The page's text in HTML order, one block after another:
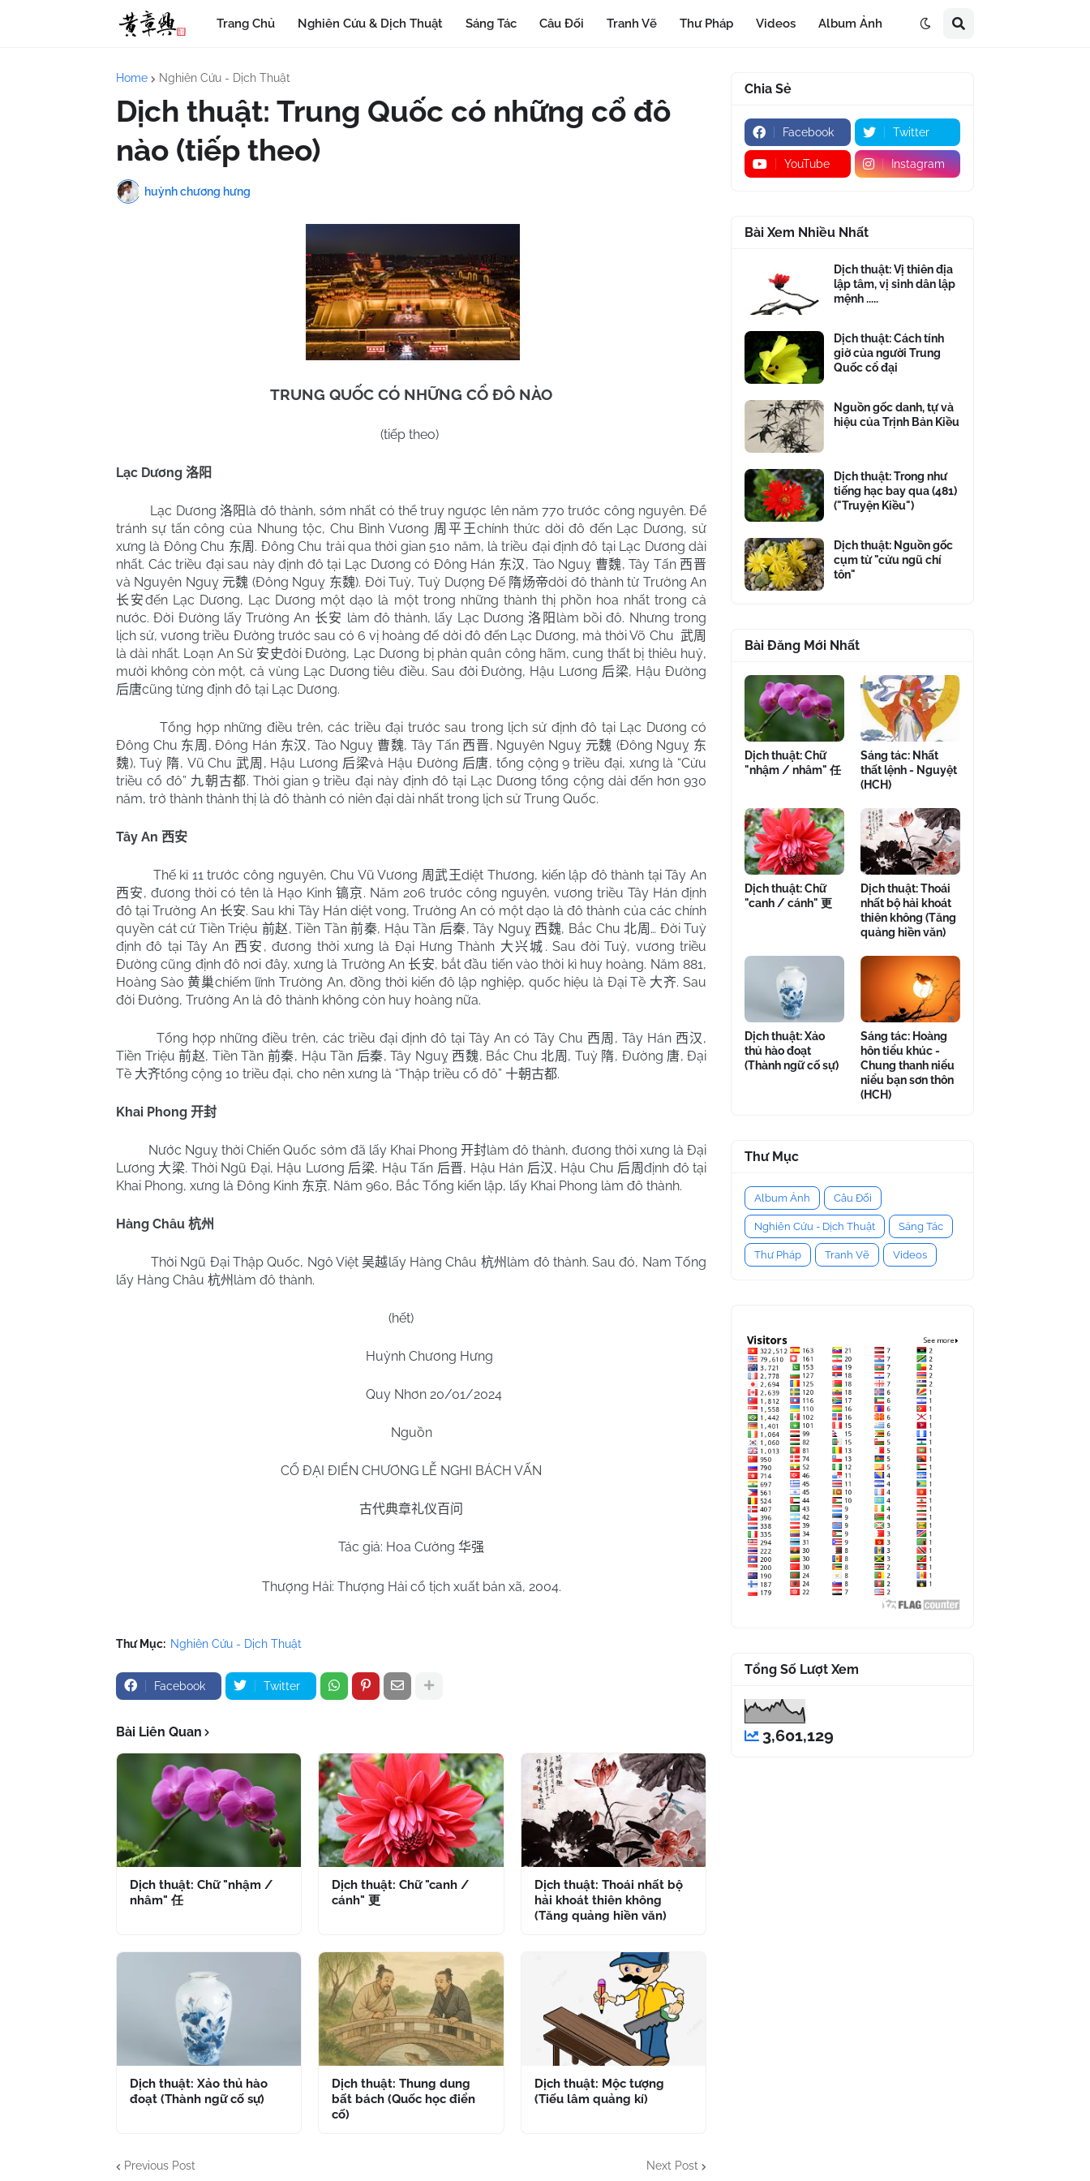
Trang Chủ Nghiên Cứu & Dịch Thuật Sáng Tác Câu Đối Tranh Vẽ Thư Pháp Videos Album Ảnh
Home Nghiên Cứu - Dịch Thuật
Dịch thuật: Trung Quốc có những cổ đô
nào (tiếp theo)
huỳnh chương hưng
TRUNG QUỐC CÓ NHỮNG CỔ ĐÔ NÀO
(tiếp theo)
Lạc Dương 洛阳
Lạc Dương 洛阳là đô thành, sớm nhất có thể truy ngược lên năm 770 trước công nguyên. Để
tránh sự tấn công của Nhung tộc, Chu Bình Vương 周平王chính thức dời đô đến Lạc Dương, sử
xưng là Đông Chu 东周 . Đông Chu trải qua thời gian 510 năm, là triều đại định đô tại Lạc Dương dài
nhất. Các triều đại sau này định đô tại Lạc Dương có Đông Hán 东汉, Tào Nguỵ 曹魏, Tây Tấn 西晋
và Nguyên Nguỵ 元魏 (Đông Nguỵ 东魏). Đời Tuỳ, Tuỳ Dượng Đế 隋炀帝dời đô thành từ Trường An
长安đến Lạc Dương, Lạc Dương một dạo là một trong những thành thị phồn hoa nhất trong cả
nước. Đời Đường lấy Trường An 长安 làm đô thành, lấy Lạc Dương洛阳 làm bồi đô. Nhưng trong
lịch sử, vương triều Đường trước sau có 6 vị hoàng đế dời đô đến Lạc Dương, mà thời Võ Chu 武周
là dài nhất. Loạn An Sử 安史đời Đường, Lạc Dương bị phản quân công hãm, cung thất bị thiêu huỷ,
mười không còn một, cả vùng Lạc Dương tiêu điều. Sau đời Đường, Hậu Lương 后梁, Hậu Đường
后唐cũng từng định đô tại Lạc Dương.
Tổng hợp những điều trên, các triều đại trước sau trong lịch sử định đô tại Lạc Dương có
Đông Chu 东周 , Đông Hán 东汉, Tào Nguỵ 曹魏, Tây Tấn 西晋, Nguyên Nguỵ 元魏 (Đông Nguỵ 东
魏), Tuỳ 隋, Vũ Chu武周 , Hậu Lương 后梁và Hậu Đường 后唐, tổng cộng 9 triều đại, xưng là “Cửu
triều cổ đô” 九朝古都. Thời gian 9 triều đại này định đô tại Lạc Dương tổng cộng dài đến hơn 930
năm, trở thành thành thị là đô thành có niên đại dài nhất trong lịch sử Trung Quốc.
Tây An 西安
Thế kỉ 11 trước công nguyên, Chu Vũ Vương 周武王diệt Thương, kiến lập đô thành tại Tây An
西安, đương thời có tên là Hạo Kinh 镐京. Năm 206 trước công nguyên, vương triều Tây Hán định
đô tại Trường An 长安. Sau khi Tây Hán diệt vong, Trường An có một dạo là đô thành của các chính
quyền cát cứ Tiền Triệu 前赵, Tiền Tần前秦, Hậu Tần 后秦, Tây Nguỵ 西魏, Bắc Chu北周 … Đời Tuỳ
định đô tại Tây An 西安 , đương thời xưng là Đại Hưng Thành 大兴城 . Sau đời Tuỳ, vương triều
Đường cũng định đô nơi đây, xưng là Trường An 长安, bắt đầu tiến vào thời kì huy hoàng. Năm 881,
Hoàng Sào黄巢chiếm lĩnh Trường An, đồng thời kiến đô lập nghiệp, quốc hiệu là Đại Tề 大齐. Sau
đời Đường, Trường An là đô thành không còn huy hoàng nữa.
Tổng hợp những điều trên, các triều đại định đô tại Tây An có Tây Chu 西周 , Tây Hán 西汉,
Tiền Triệu前赵, Tiền Tần 前秦, Hậu Tần 后秦, Tây Nguỵ 西魏, Bắc Chu北周 , Tuỳ 隋, Đường 唐, Đại
Tề 大齐tổng cộng 10 triều đại, cho nên xưng là “Thập triều cổ đô” 十朝古都.
Khai Phong 开封
Nước Nguỵ thời Chiến Quốc sớm đã lấy Khai Phong 开封làm đô thành, đương thời xưng là Đại
Lương 大梁. Thời Ngũ Đại, Hậu Lương 后梁, Hậu Tấn 后晋, Hậu Hán 后汉, Hậu Chu 后周định đô tại
Khai Phong, xưng là Đông Kinh 东京. Năm 960, Bắc Tống kiến lập, lấy Khai Phong làm đô thành.
Hàng Châu 杭州
Thời Ngũ Đại Thập Quốc, Ngô Việt吴越lấy Hàng Châu 杭州 làm đô thành. Sau đó, Nam Tống
lấy Hàng Châu 杭州 làm đô thành.
(hết)
Huỳnh Chương Hưng
Quy Nhơn 20/01/2024
Nguồn
CỔ ĐẠI ĐIỂN CHƯƠNG LỄ NGHI BÁCH VẤN
古代典章礼仪百问
Tác giả: Hoa Cường 华强
Thượng Hải: Thượng Hải cổ tịch xuất bản xã, 2004.
Thư Mục: Nghiên Cứu - Dịch Thuật
Facebook Twitter
Bài Liên Quan
Dịch thuật: Chữ "nhậm /
nhâm" 任
Dịch thuật: Chữ "canh /
cánh" 更
Dịch thuật: Thoái nhất bộ
hải khoát thiên không
(Tăng quảng hiền văn)
Dịch thuật: Xảo thủ hào
đoạt (Thành ngữ cố sự)
Dịch thuật: Thung dung
bất bách (Quốc học điển
cố)
Dịch thuật: Mộc tượng
(Tiếu lâm quảng kí)
Previous Post Next Post
Chia Sẻ
Facebook Twitter
YouTube Instagram
Bài Xem Nhiều Nhất
Dịch thuật: Vị thiên địa
lập tâm, vị sinh dân lập
mệnh .....
Dịch thuật: Cách tính
giờ của người Trung
Quốc cổ đại
Nguồn gốc danh, tự và
hiệu của Trịnh Bản Kiều
Dịch thuật: Trong như
tiếng hạc bay qua (481)
("Truyện Kiều")
Dịch thuật: Nguồn gốc
cụm từ "cửu ngũ chí
tôn"
Bài Đăng Mới Nhất
Dịch thuật: Chữ
"nhậm / nhâm" 任
Sáng tác: Nhất
thất lệnh - Nguyệt
(HCH)
Dịch thuật: Chữ
"canh / cánh" 更
Dịch thuật: Thoái
nhất bộ hải khoát
thiên không (Tăng
quảng hiền văn)
Dịch thuật: Xảo
thủ hào đoạt
(Thành ngữ cố sự)
Sáng tác: Hoàng
hôn tiểu khúc -
Chung thanh niểu
niểu bạn sơn thôn
(HCH)
Thư Mục
Album Ảnh Câu Đối
Nghiên Cứu - Dịch Thuật Sáng Tác
Thư Pháp Tranh Vẽ Videos
Tổng Số Lượt Xem
3,601,129